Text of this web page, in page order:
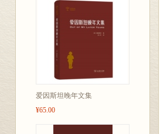
爱因斯坦晚年文集
¥65.00